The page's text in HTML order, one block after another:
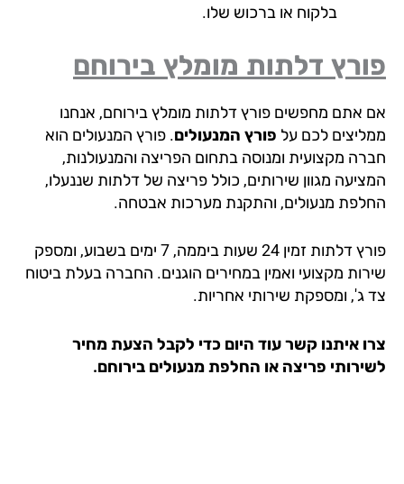
בלקוח או ברכוש שלו.
דלתות מומלץ בירוחם
אתם מחפשים פורץ דלתות מומלץ בירוחם, אנחנו
לכם עלפורץ המנעולים. פורץ המנעולים הוא
מקצועית ומנוסה בתחום הפריצה והמנעולנות,
מגוון שירותים, כולל פריצה של דלתות שננעלו,
מנעולים, והתקנת מערכות אבטחה.
פורץ דלתות זמין 24 שעות ביממה, 7 ימים בשבוע, ומספק
מקצועי ואמין במחירים הוגנים. החברה בעלת ביטוח
ג', ומספקת שירותי אחריות.
איתנו קשר עוד היום כדי לקבל הצעת מחיר
פריצה או החלפת מנעולים בירוחם.